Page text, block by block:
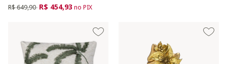
Preço reduzido de
R$ 649,90 para
R$ 454,93no PIX